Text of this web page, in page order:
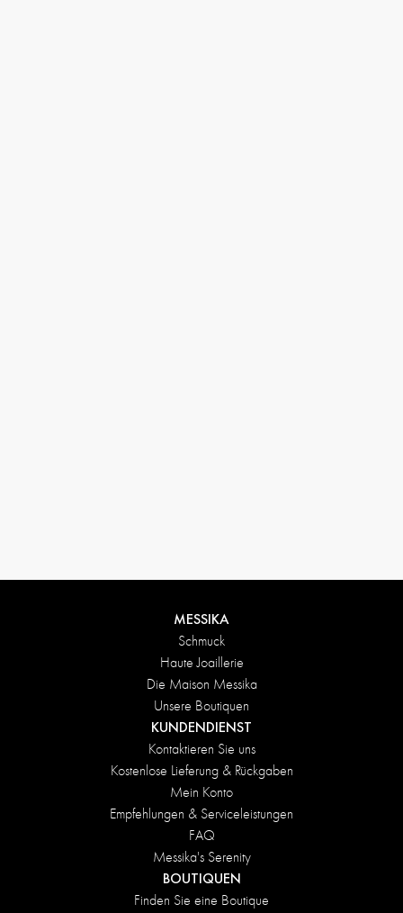
MESSIKA
Schmuck
Haute Joaillerie
Die Maison Messika
Unsere Boutiquen
KUNDENDIENST
Kontaktieren Sie uns
Kostenlose Lieferung & Rückgaben
Mein Konto
Empfehlungen & Serviceleistungen
FAQ
Messika's Serenity
BOUTIQUEN
Finden Sie eine Boutique